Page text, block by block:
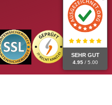
SEHR GUT
4.95 / 5.00